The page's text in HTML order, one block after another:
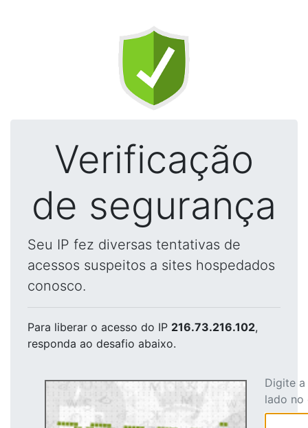
Verificação
de segurança
Seu IP fez diversas tentativas de
acessos suspeitos a sites hospedados
conosco.
Para liberar o acesso do IP 216.73.216.102,
responda ao desafio abaixo.
Digite
lado no